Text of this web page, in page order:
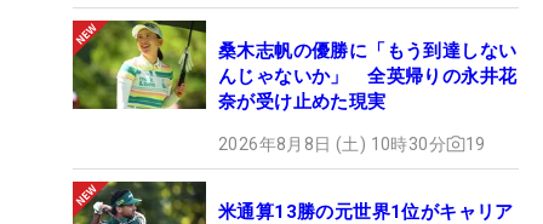
桑木志帆の優勝に「もう到達しない
んじゃないか」 全英帰りの永井花
奈が受け止めた現実
2026年8月8日 (土) 10時30分 19
米通算13勝の元世界1位がキャリア